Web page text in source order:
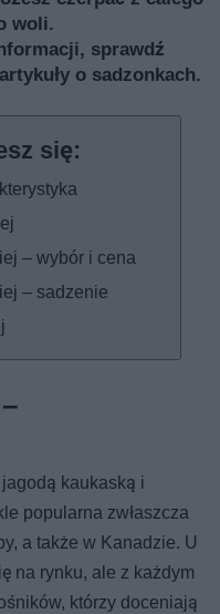
woli.
sprawdź
o sadzonkach.
– wybór i cena
– sadzenie
kaukaską i
popularna zwłaszcza
a także w Kanadzie. U
na rynku, ale z każdym
którzy doceniają